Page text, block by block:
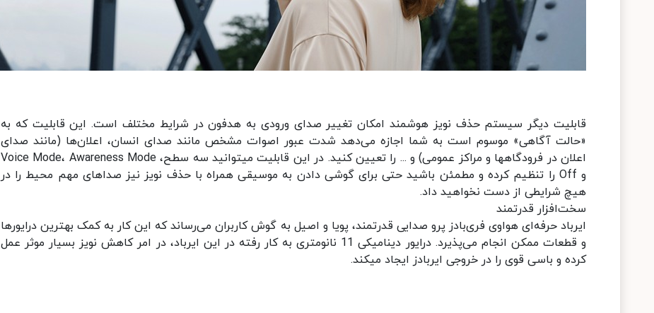
قابلیت دیگر سیستم حذف نویز هوشمند امکان تغییر صدای ورودی به هدفون در شرایط مختلف است. این قابلیت که به
«حالت آگاهی» موسوم است به شما اجازه می‌‎دهد شدت عبور اصوات مشخص مانند صدای انسان، اعلان‌ها (مانند صدای
اعلان در فرودگاه‎ها و مراکز عمومی) و ... را تعیین کنید. در این قابلیت می‎توانید سه سطح، Voice Mode، Awareness Mode
و Off را تنظیم کرده و مطمئن باشید حتی برای گوشی دادن به موسیقی همراه با حذف نویز نیز صداهای مهم محیط را در
هیچ شرایطی از دست نخواهید داد.
سخت‌افزار قدرتمند
ایرباد حرفه‌ای هواوی فری‌بادز پرو صدایی قدرتمند، پویا و اصیل به گوش کاربران می‌رساند که این کار به کمک بهترین درایورها
و قطعات ممکن انجام می‌پذیرد. درایور دینامیکی 11 نانومتری به کار رفته در این ایرباد، در امر کاهش نویز بسیار موثر عمل
کرده و باسی قوی را در خروجی ایربادز ایجاد می‎کند.